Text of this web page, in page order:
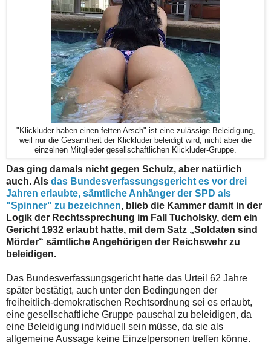
"Klickluder haben einen fetten Arsch" ist eine zulässige Beleidigung,
weil nur die Gesamtheit der Klickluder beleidigt wird, nicht aber die
einzelnen Mitglieder gesellschaftlichen Klickluder-Gruppe.
Das ging damals nicht gegen Schulz, aber natürlich
auch. Als das Bundesverfassungsgericht es vor drei
Jahren erlaubte, sämtliche Anhänger der SPD als
"Spinner" zu bezeichnen, blieb die Kammer damit in der
Logik der Rechtssprechung im Fall Tucholsky, dem ein
Gericht 1932 erlaubt hatte, mit dem Satz „Soldaten sind
Mörder“ sämtliche Angehörigen der Reichswehr zu
beleidigen.
Das Bundesverfassungsgericht hatte das Urteil 62 Jahre
später bestätigt, auch unter den Bedingungen der
freiheitlich-demokratischen Rechtsordnung sei es erlaubt,
eine gesellschaftliche Gruppe pauschal zu beleidigen, da
eine Beleidigung individuell sein müsse, da sie als
allgemeine Aussage keine Einzelpersonen treffen könne.